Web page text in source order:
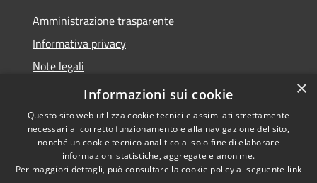
Amministrazione trasparente
Informativa privacy
Note legali
Dichiarazione di accessibilità
Accessibilità
Copyright © 2026 • Comune di
Molinella • Powered by
×
Informazioni sui cookie
Questo sito web utilizza cookie tecnici e assimilati strettamente
necessari al corretto funzionamento e alla navigazione del sito,
nonché un cookie tecnico analitico al solo fine di elaborare
informazioni statistiche, aggregate e anonime.
Per maggiori dettagli, può consultare la cookie policy al seguente link